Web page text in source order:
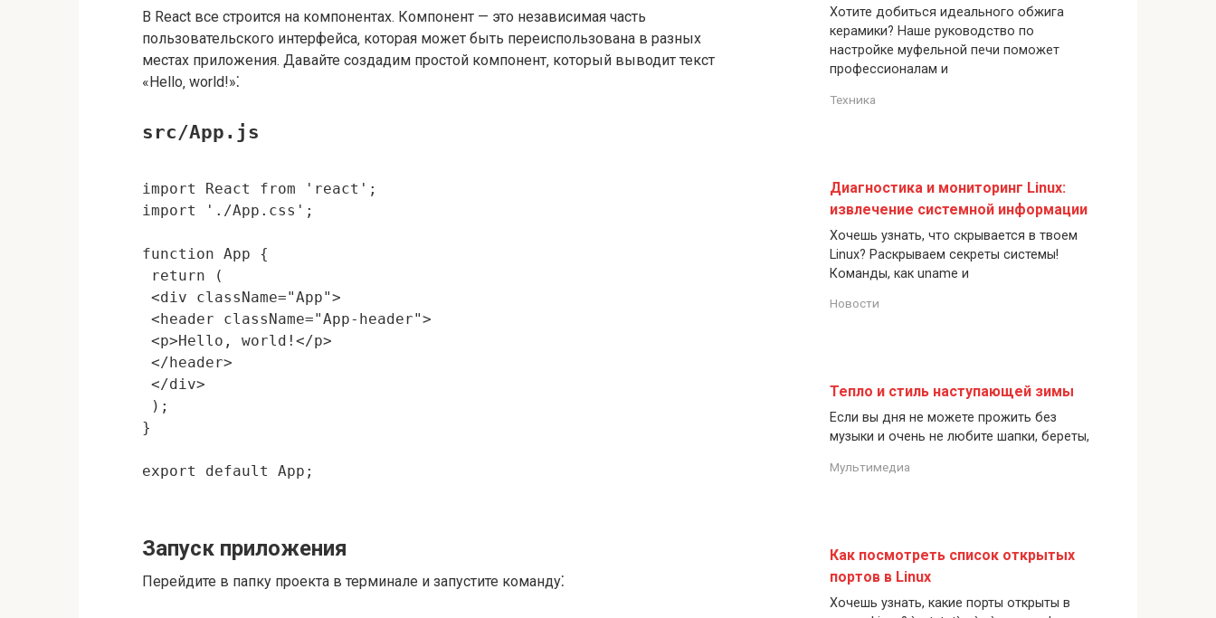
В React все строится на компонентах. Компонент — это независимая часть
пользовательского интерфейса‚ которая может быть переиспользована в разных
местах приложения. Давайте создадим простой компонент‚ который выводит текст
«Hello‚ world!»⁚
src/App.js
import React from 'react';
import './App.css';
function App {
return (
<div className="App">
<header className="App-header">
<p>Hello‚ world!</p>
</header>
</div>
);
}
export default App;
Запуск приложения
Перейдите в папку проекта в терминале и запустите команду⁚
Хотите добиться идеального обжига
керамики? Наше руководство по
настройке муфельной печи поможет
профессионалам и
Техника
Диагностика и мониторинг Linux:
извлечение системной информации
Хочешь узнать, что скрывается в твоем
Linux? Раскрываем секреты системы!
Команды, как uname и
Новости
Тепло и стиль наступающей зимы
Если вы дня не можете прожить без
музыки и очень не любите шапки, береты,
Мультимедиа
Как посмотреть список открытых
портов в Linux
Хочешь узнать, какие порты открыты в